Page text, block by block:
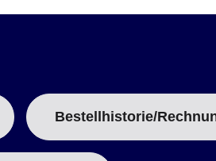
Bestellhistorie/